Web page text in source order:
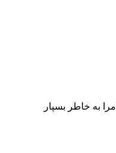
مرا به خاطر بسپار